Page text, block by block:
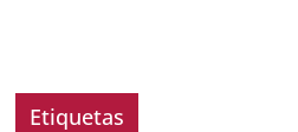
Etiquetas